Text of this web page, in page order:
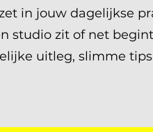
in jouw dagelijkse
studio zit of net
uitleg, slimme